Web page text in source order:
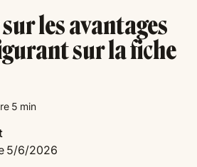
les avantages
sur la fiche
5 min
5/6/2026